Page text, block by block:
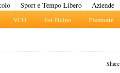
VCO Est-Ticino Piemonte
Sport e Tempo Libero Aziende
Share